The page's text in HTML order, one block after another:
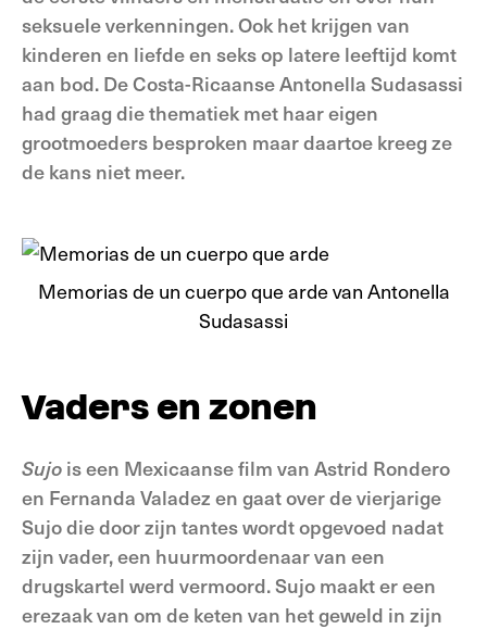
seksuele verkenningen. Ook het krijgen van
kinderen en liefde en seks op latere leeftijd komt
aan bod. De Costa-Ricaanse Antonella Sudasassi
had graag die thematiek met haar eigen
grootmoeders besproken maar daartoe kreeg ze
de kans niet meer.
Memorias de un cuerpo que arde van Antonella
Sudasassi
Vaders en zonen
Sujo is een Mexicaanse film van Astrid Rondero
en Fernanda Valadez en gaat over de vierjarige
Sujo die door zijn tantes wordt opgevoed nadat
zijn vader, een huurmoordenaar van een
drugskartel werd vermoord. Sujo maakt er een
erezaak van om de keten van het geweld in zijn